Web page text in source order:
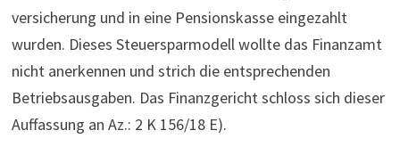
ver­si­che­rung und in eine Pen­si­ons­kasse ein­ge­zahlt
wurden. Dieses Steuersparmodell wollte das Finanzamt
nicht anerkennen und strich die entsprechenden
Betriebs­aus­ga­ben­. Das Finanzgericht schloss sich dieser
Auffassung an Az.: 2 K 156/18 E).